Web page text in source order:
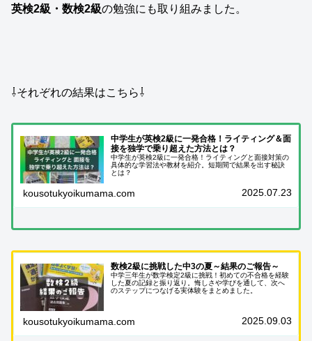
英検2級・数検2級の勉強にも取り組みました。
⇩それぞれの結果はこちら⇩
中学生が英検2級に一発合格！ライティング＆面
接を独学で乗り超えた方法とは？
中学生が英検2級に一発合格！ライティングと面接対策の
具体的な学習法や教材を紹介。短期間で結果を出す秘訣
とは？
kousotukyoikumama.com 2025.07.23
数検2級に挑戦した中3の夏～結果のご報告～
中学三年生が数学検定2級に挑戦！初めての不合格を経験
した夏の記録と振り返り。悔しさや学びを通して、次へ
のステップにつなげる実体験をまとめました。
kousotukyoikumama.com 2025.09.03